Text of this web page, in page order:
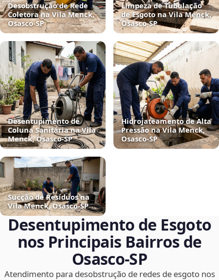
Desobstrução de Rede
Coletora na Vila Menck,
Osasco‑SP
Limpeza de Tubulação
de Esgoto na Vila Menck,
Osasco‑SP
Desentupimento de
Coluna Sanitária na Vila
Menck, Osasco‑SP
Hidrojateamento de Alta
Pressão na Vila Menck,
Osasco‑SP
Sucção de Resíduos na
Vila Menck, Osasco‑SP
Desentupimento de Esgoto
nos Principais Bairros de
Osasco‑SP
Atendimento para desobstrução de redes de esgoto nos